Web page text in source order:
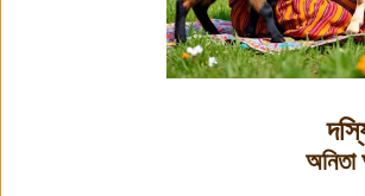
অনিতা